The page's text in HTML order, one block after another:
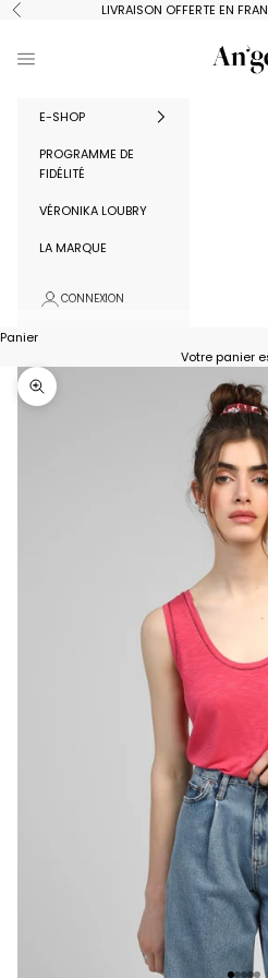
Passer au contenu
Précédent LIVRAISON OFFERTE EN
Ange
Menu
E-SHOP
PROGRAMME DE
FIDÉLITÉ
VÉRONIKA LOUBRY
LA MARQUE
CONNEXION
Panier
Votre panier
Zoomer sur l'image